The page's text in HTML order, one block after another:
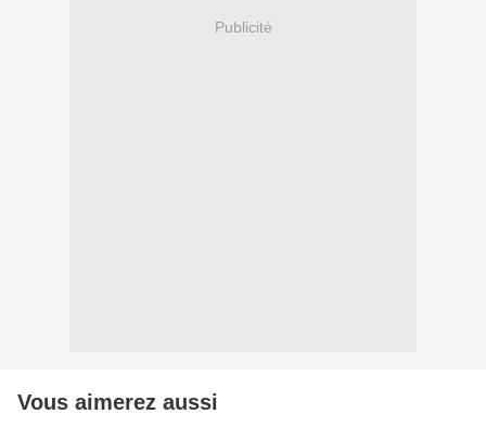
Publicité
Vous aimerez aussi